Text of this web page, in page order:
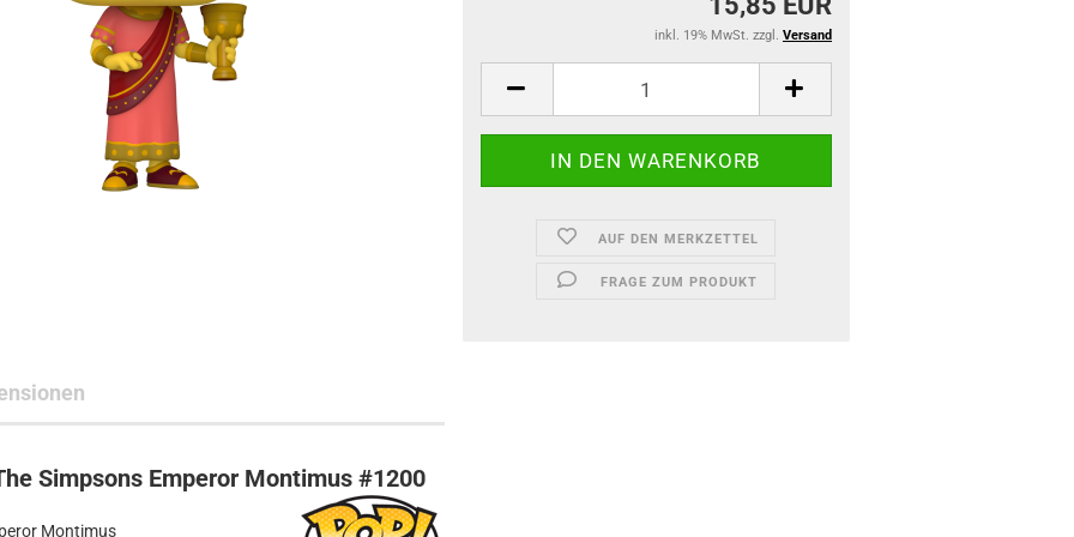
Hersteller
inkl. 19% MwSt. zzgl. Versand
AUF DEN MERKZETTEL
FRAGE ZUM PRODUKT
Simpsons Emperor Montimus #1200
Montimus